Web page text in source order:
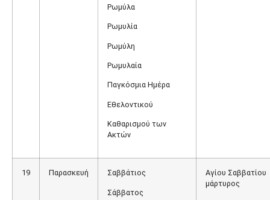
Ρωμύλα
Ρωμυλία
Ρωμύλη
Ρωμυλαία
Παγκόσμια Ημέρα
Εθελοντικού
Καθαρισμού των
Ακτών
19 Παρασκευή Σαββάτιος
Σάββατος
Αγίου Σαββατίου
μάρτυρος